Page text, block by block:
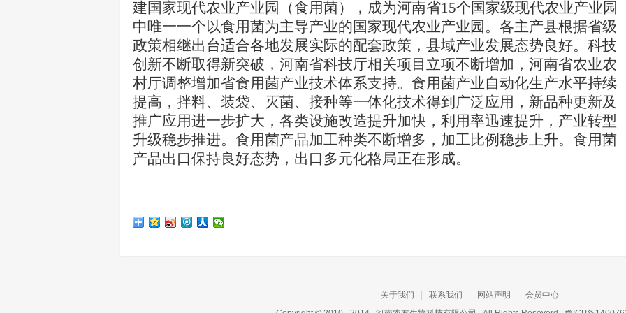
建国家现代农业产业园（食用菌），成为河南省15个国家级现代农业产业园
中唯一一个以食用菌为主导产业的国家现代农业产业园 。 各主产县根据省级
政策相继出台适合各地发展实际的配套政策，县域产业发展态势良好。科技
创新不断取得新突破，河南省科技厅相关项目立项不断增加，河南省农业农
村厅调整增加省食用菌产业技术体系支持。食用菌产业自动化生产水平持续
提高，拌料、装袋、灭菌、接种等一体化技术得到广泛应用，新品种更新及
推广应用进一步扩大，各类设施改造提升加快，利用率迅速提升 ，产业转型
升级稳步推进。 食用菌产品加工种类不断增多，加工比例稳步上升。食用菌
产品出口保持良好态势 ，出口多元化格局正在形成。
关于我们 联系我们 网站声明
会员中心